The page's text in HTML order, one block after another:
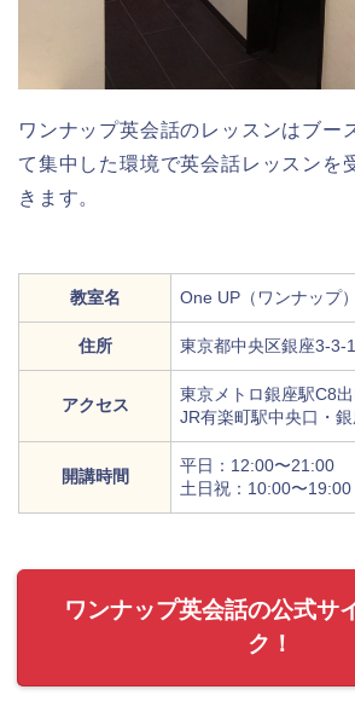
ワンナップ英会話のレッスンはブー
て集中した環境で英会話レッスンを
きます。
教室名 One UP（ワンナップ
住所 東京都中央区銀座3-3-
アクセス
東京メトロ銀座駅C8
JR有楽町駅中央口・
開講時間
平日：12:00〜21:00
土日祝：10:00〜19:00
ワンナップ英会話の公式サ
ク！